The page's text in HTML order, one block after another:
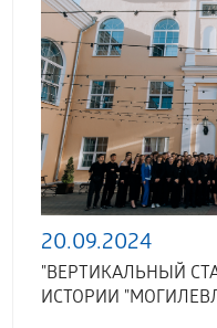
20.09.2024
"ВЕРТИКАЛЬНЫЙ
ИСТОРИИ